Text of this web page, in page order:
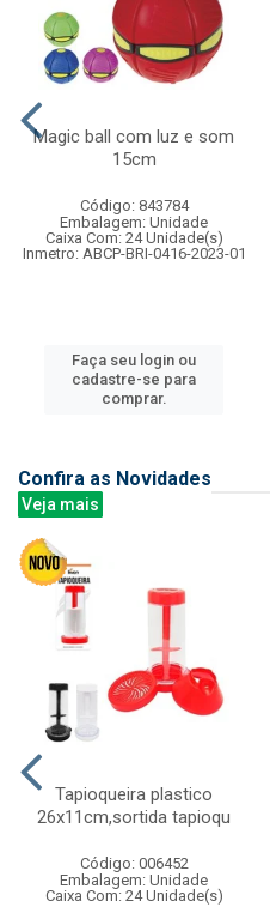
Magic ball com luz e som
15cm
Código: 843784
Embalagem: Unidade
Caixa Com: 24 Unidade(s)
Inmetro: ABCP-BRI-0416-2023-01
Faça seu login ou
cadastre-se para
comprar.
Confira as Novidades
Veja mais
Tapioqueira plastico
26x11cm,sortida tapioqu
Código: 006452
Embalagem: Unidade
Caixa Com: 24 Unidade(s)